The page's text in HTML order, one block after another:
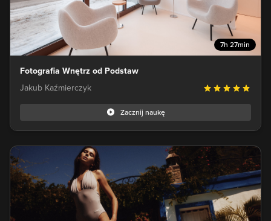
7h 27min
Fotografia Wnętrz od Podstaw
Jakub Kaźmierczyk
Zacznij naukę